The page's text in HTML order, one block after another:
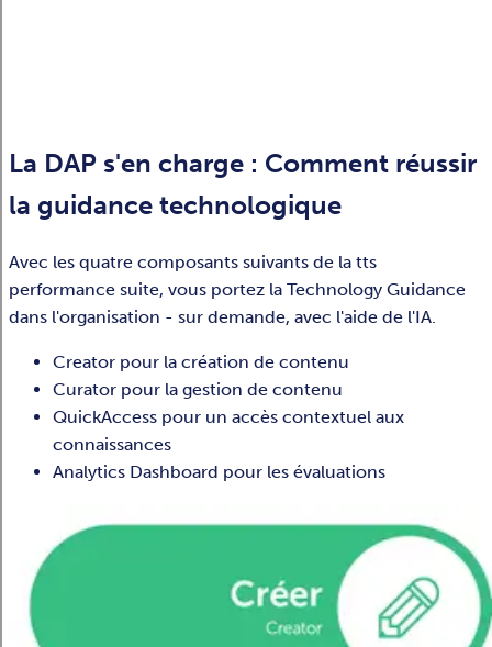
La DAP s'en charge : Comment réussir
la guidance technologique
Avec les quatre composants suivants de la tts
performance suite, vous portez la Technology Guidance
dans l'organisation - sur demande, avec l'aide de l'IA.
Creator pour la création de contenu
Curator pour la gestion de contenu
QuickAccess pour un accès contextuel aux
connaissances
Analytics Dashboard pour les évaluations